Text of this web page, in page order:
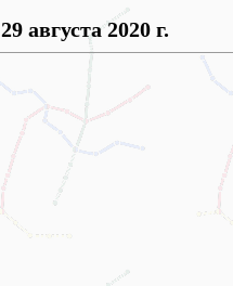
29 августа 2020 г.